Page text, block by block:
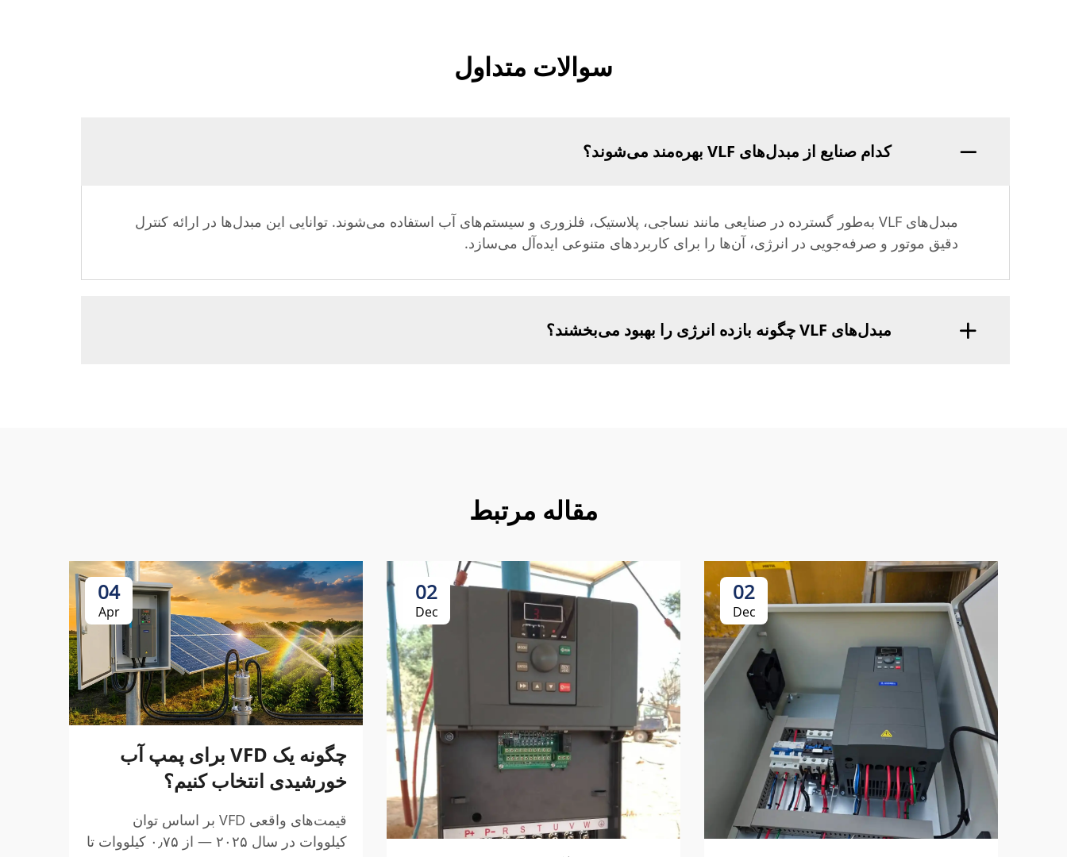
سوالات متداول
کدام صنایع از مبدل‌های VLF بهره‌مند می‌شوند؟
مبدل‌های VLF به‌طور گسترده در صنایعی مانند نساجی، پلاستیک، فلزوری و سیستم‌های آب استفاده می‌شوند. توانایی این مبدل‌ها در ارائه کنترل
دقیق موتور و صرفه‌جویی در انرژی، آن‌ها را برای کاربردهای متنوعی ایده‌آل می‌سازد.
مبدل‌های VLF چگونه بازده انرژی را بهبود می‌بخشند؟
مقاله مرتبط
02
Dec
02
Dec
04
Apr
چگونه یک VFD برای پمپ آب
خورشیدی انتخاب کنیم؟
قیمت‌های واقعی VFD بر اساس توان
کیلووات در سال ۲۰۲۵ — از ۰٫۷۵ کیلووات تا